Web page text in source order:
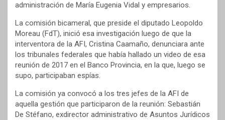
administración de María Eugenia Vidal y empresarios.
La comisión bicameral, que preside el diputado Leopoldo
Moreau (FdT), inició esa investigación luego de que la
interventora de la AFI, Cristina Caamaño, denunciara ante
los tribunales federales que había hallado un video de esa
reunión de 2017 en el Banco Provincia, en la que, luego se
supo, participaban espías.
La comisión ya convocó a los tres jefes de la AFI de
aquella gestión que participaron de la reunión: Sebastián
De Stéfano, exdirector administrativo de Asuntos Jurídicos